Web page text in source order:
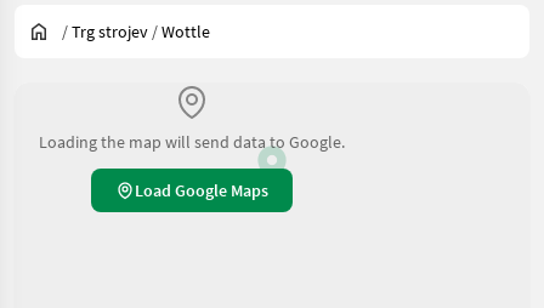
/Trg strojev /Wottle
Loading the map will send data to Google.
Load Google Maps